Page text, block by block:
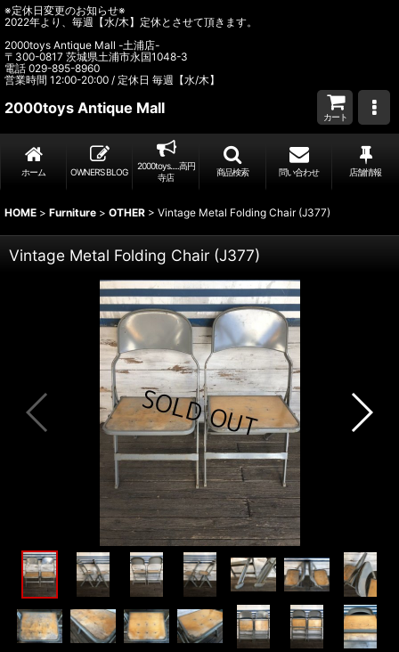
※定休日変更のお知らせ※
2022年より、毎週【水/木】定休とさせて頂きます。
2000toys Antique Mall -土浦店-
〒300-0817 茨城県土浦市永国1048-3
電話 029-895-8960
営業時間 12:00-20:00 / 定休日 毎週【水/木】
2000toys Antique Mall
カート
ホーム OWNER’S BLOG
2000toys.....高円
寺店
商品検索 問い合わせ 店舗情報
HOME > Furniture > OTHER > Vintage Metal Folding Chair (J377)
Vintage Metal Folding Chair (J377)